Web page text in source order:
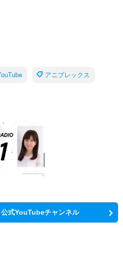
アニプレックス
公式YouTubeチャンネル